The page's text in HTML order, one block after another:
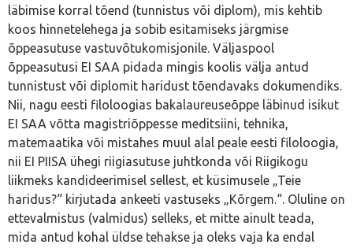
läbimise korral tõend (tunnistus või diplom), mis kehtib
koos hinnetelehega ja sobib esitamiseks järgmise
õppeasutuse vastuvõtukomisjonile. Väljaspool
õppeasutusi EI SAA pidada mingis koolis välja antud
tunnistust või diplomit haridust tõendavaks dokumendiks.
Nii, nagu eesti filoloogias bakalaureuseõppe läbinud isikut
EI SAA võtta magistriõppesse meditsiini, tehnika,
matemaatika või mistahes muul alal peale eesti filoloogia,
nii EI PIISA ühegi riigiasutuse juhtkonda või Riigikogu
liikmeks kandideerimisel sellest, et küsimusele „Teie
haridus?“ kirjutada ankeeti vastuseks „Kõrgem.“. Oluline on
ettevalmistus (valmidus) selleks, et mitte ainult teada,
mida antud kohal üldse tehakse ja oleks vaja ka endal